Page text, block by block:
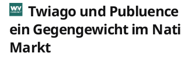
Twiago und
ein Gegengewicht im
Markt